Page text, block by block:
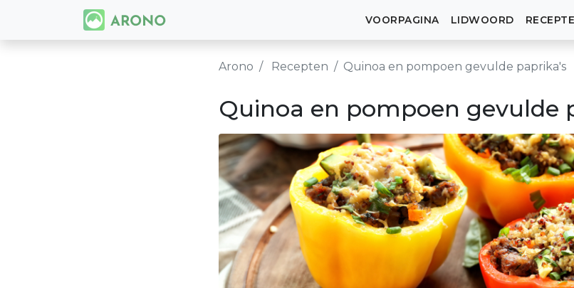
VOORPAGINA LIDWOORD
Arono Recepten Quinoa en pompoen gevulde paprika's
Quinoa en pompoen gevulde